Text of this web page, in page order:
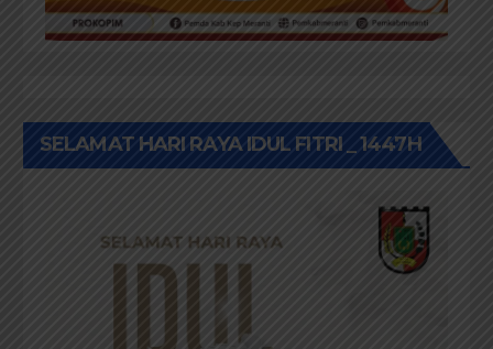
SELAMAT HARI RAYA IDUL FITRI _ 1447H